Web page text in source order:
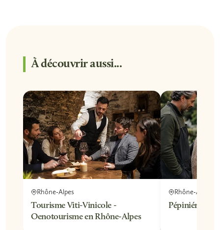
À découvrir aussi...
Rhône-Alpes
Tourisme Viti-Vinicole -
Oenotourisme en Rhône-Alpes
Rhône-Alpes
Pépiniériste